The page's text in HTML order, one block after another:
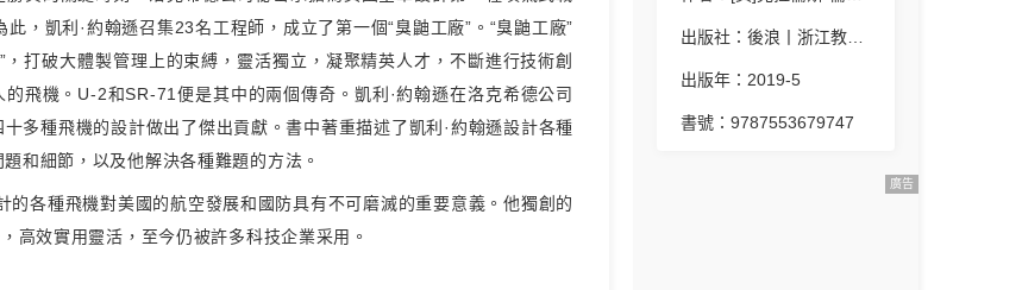
，凱利·約翰遜召集23名工程師，成立了第一個“臭鼬工廠”。“臭鼬工廠”
，打破大體製管理上的束縛，靈活獨立，凝聚精英人才，不斷進行技術創
飛機。U-2和SR-71便是其中的兩個傳奇。凱利·約翰遜在洛克希德公司
多種飛機的設計做出了傑出貢獻。書中著重描述了凱利·約翰遜設計各種
和細節，以及他解決各種難題的方法。
的各種飛機對美國的航空發展和國防具有不可磨滅的重要意義。他獨創的
高效實用靈活，至今仍被許多科技企業采用。
出版年：2019-5
書號：9787553679747
廣告